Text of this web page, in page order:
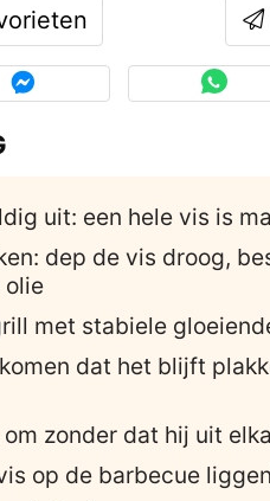
uit: een hele vis is
dep de vis droog,
olie
met stabiele
dat het blijft
zonder dat hij uit
op de barbecue